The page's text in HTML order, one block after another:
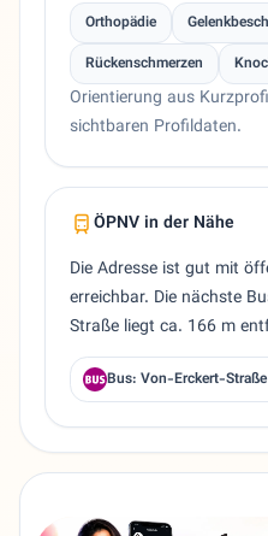
Orthopädie
Rückenschmerzen
Orientierung aus
sichtbaren Profildaten.
ÖPNV in der Nähe
Die Adresse ist gut mit
erreichbar. Die nächste
Straße liegt ca. 166 m
Bus: Von-Erckert-Straße